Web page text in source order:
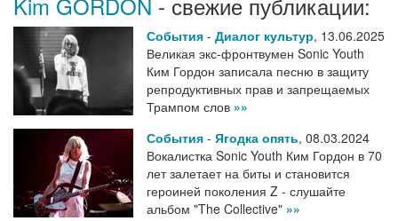
События - Диалог культур, 13.06.2025
Великая экс-фронтвумен Sonic Youth
Ким Гордон записала песню в защиту
репродуктивных прав и запрещаемых
Трампом слов »»
События - Ягодка опять, 08.03.2024
Вокалистка Sonic Youth Ким Гордон в 70
лет залетает на биты и становится
героиней поколения Z - слушайте
альбом "The Collective" »»